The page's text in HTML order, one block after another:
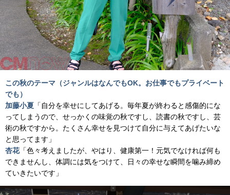
この秋のテーマ（ジャンルはなんでもOK。お仕事でもプライベート
でも）
加藤小夏 「自分を幸せにしてあげる。毎年夏が終わると感傷的にな
ってしまうので、せっかくの味覚の秋ですし、読書の秋ですし、芸
術の秋ですから。たくさん幸せを見つけて自分に与えてあげたいな
と思ってます」
杏花「色々考えましたが、やはり、健康第一！元気でなければ何も
できませんし、体調には気をつけて、日々の幸せな瞬間を噛み締め
ていきたいです」